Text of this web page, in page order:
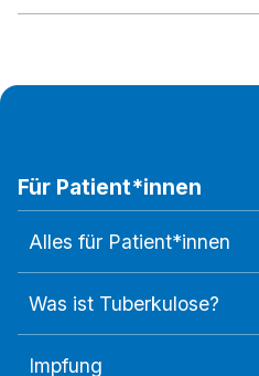
Für Patient*innen
Alles für Patient*innen
Was ist Tuberkulose?
Impfung